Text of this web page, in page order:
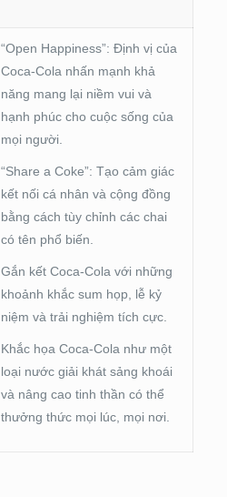
“Open Happiness”: Định vị của
Coca-Cola nhấn mạnh khả
năng mang lại niềm vui và
hạnh phúc cho cuộc sống của
mọi người.
“Share a Coke”: Tạo cảm giác
kết nối cá nhân và cộng đồng
bằng cách tùy chỉnh các chai
có tên phổ biến.
Gắn kết Coca-Cola với những
khoảnh khắc sum họp, lễ kỷ
niệm và trải nghiệm tích cực.
Khắc họa Coca-Cola như một
loại nước giải khát sảng khoái
và nâng cao tinh thần có thể
thưởng thức mọi lúc, mọi nơi.